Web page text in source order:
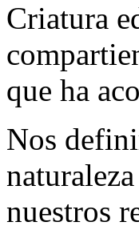
Criatura
que ha
Nos
nuestros